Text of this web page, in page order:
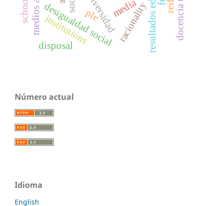
universidad
desigualdad socialracionality
institutions
disposal
media
ple
Número actual
Idioma
English